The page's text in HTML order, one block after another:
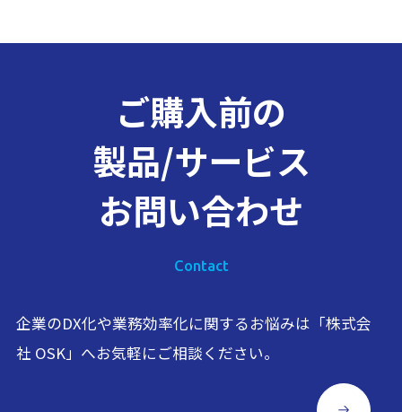
ご購入前の
製品/サービス
お問い合わせ
Contact
企業のDX化や業務効率化に関するお悩みは「株式会
社 OSK」へお気軽にご相談ください。